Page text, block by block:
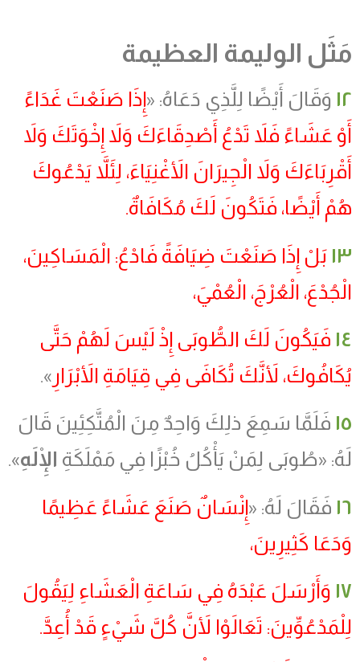
مَثَل الوليمة العظيمة
١٢ وَقَالَ أَيْضًا لِلَّذِي دَعَاهُ: «إِذَا صَنَعْتَ غَدَاءً
أَوْ عَشَاءً فَلاَ تَدْعُ أَصْدِقَاءَكَ وَلاَ إِخْوَتَكَ وَلاَ
أَقْرِبَاءَكَ وَلاَ الْجِيرَانَ الأَغْنِيَاءَ، لِئَلاَّ يَدْعُوكَ
هُمْ أَيْضًا، فَتَكُونَ لَكَ مُكَافَاةٌ.
١٣ بَلْ إِذَا صَنَعْتَ ضِيَافَةً فَادْعُ: الْمَسَاكِينَ،
الْجُدْعَ، الْعُرْجَ، الْعُمْيَ،
١٤ فَيَكُونَ لَكَ الطُّوبَى إِذْ لَيْسَ لَهُمْ حَتَّى
يُكَافُوكَ، لأَنَّكَ تُكَافَى فِي قِيَامَةِ الأَبْرَارِ ».
١٥ فَلَمَّا سَمِعَ ذلِكَ وَاحِدٌ مِنَ الْمُتَّكِئِينَ قَالَ
لَهُ: «طُوبَى لِمَنْ يَأْكُلُ خُبْزًا فِي مَمْلَكَةِ الْإِلَهِ».
١٦ فَقَالَ لَهُ: «إِنْسَانٌ صَنَعَ عَشَاءً عَظِيمًا
وَدَعَا كَثِيرِينَ،
١٧ وَأَرْسَلَ عَبْدَهُ فِي سَاعَةِ الْعَشَاءِ لِيَقُولَ
لِلْمَدْعُوِّينَ: تَعَالَوْا لأَنَّ كُلَّ شَيْءٍ قَدْ أُعِدَّ.